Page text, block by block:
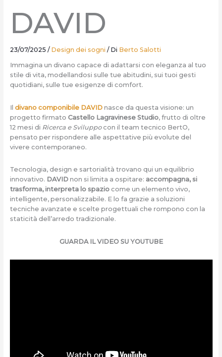
DAVID
23/07/2025 / Design dei sogni / Di Berto Salotti
Immagina un divano capace di adattarsi con eleganza al tuo
stile di vita, modellandosi sulle tue abitudini, sui tuoi gesti
quotidiani, sulle tue esigenze di comfort.
Il divano componibile DAVIDnasce da questa visione: un
progetto firmato Castello Lagravinese Studio, frutto di oltre
12 mesi di Ricerca e Sviluppocon il team tecnico BertO,
pensato per rispondere alle aspettative più evolute del
vivere contemporaneo.
Tecnologia, design e sartorialità trovano qui un equilibrio
innovativo. DAVIDnon si limita a ospitare: accompagna, si
trasforma, interpreta lo spazio come un elemento vivo,
intelligente, personalizzabile. E lo fa grazie a soluzioni
tecniche avanzate e scelte progettuali che rompono con la
staticità dell’arredo tradizionale.
GUARDA IL VIDEO SU YOUTUBE